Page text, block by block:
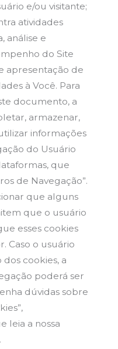
e/ou visitante;
atividades
análise e
do Site
apresentação de
à Você. Para
documento, a
armazenar,
informações
do Usuário
que
de Navegação”.
que alguns
que o usuário
esses cookies
Caso o usuário
cookies, a
poderá ser
dúvidas sobre
leia a nossa